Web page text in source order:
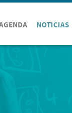
NOTICIAS